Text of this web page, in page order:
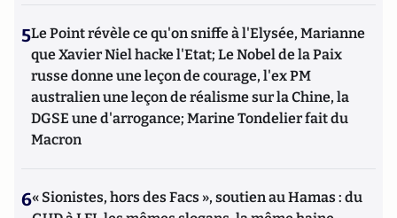
5Le Point révèle ce qu'on sniffe à l'Elysée, Marianne
que Xavier Niel hacke l'Etat; Le Nobel de la Paix
russe donne une leçon de courage, l'ex PM
australien une leçon de réalisme sur la Chine, la
DGSE une d'arrogance; Marine Tondelier fait du
Macron
6« Sionistes, hors des Facs », soutien au Hamas : du